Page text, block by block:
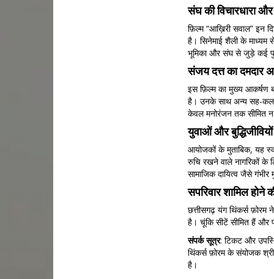
संघ की विचारधारा
फ़िल्म “आख़िरी सवाल” इन
है। सिनेमाई शैली के माध्यम
भूमिका और संघ से जुड़े कई
संजय दत्त का दमदार
इस फ़िल्म का मुख्य आकर्षण
है। उनके साथ अन्य सह-
केवल मनोरंजन तक सीमित न
युवाओं और
आयोजकों के मुताबिक, यह
रुचि रखने वाले नागरिकों के
सामाजिक दायित्व जैसे
सपरिवार शामिल होने
छत्तीसगढ़ यंग थिंकर्स फ़ोरम
है। चूंकि सीटें सीमित हैं और
संपर्क सूत्र: टिकट और
थिंकर्स फ़ोरम के संयोजक
है।